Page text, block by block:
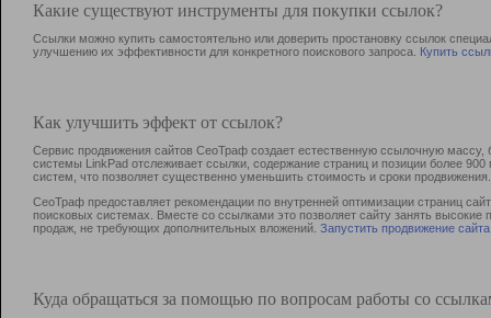
Какие существуют инструменты для покупки ссылок?
Ссылки можно купить самостоятельно или доверить простановку ссылок
улучшению их эффективности для конкретного поискового запроса. Купить
Как улучшить эффект от ссылок?
Сервис продвижения сайтов СеоТраф создает естественную ссылочную
системы LinkPad отслеживает ссылки, содержание страниц и позиции более
систем, что позволяет существенно уменьшить стоимость и сроки продвижения.
СеоТраф предоставляет рекомендации по внутренней оптимизации страниц
поисковых системах. Вместе со ссылками это позволяет сайту занять
продаж, не требующих дополнительных вложений. Запустить продвижение сайта
Куда обращаться за помощью по вопросам работы со